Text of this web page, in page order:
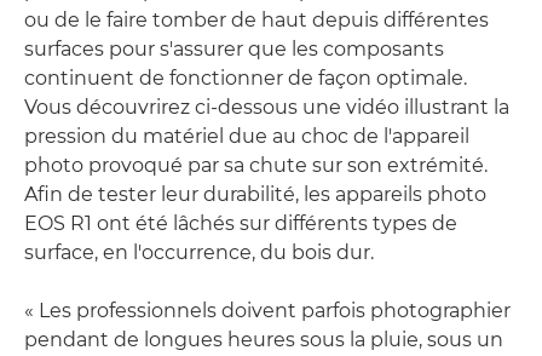
ou de le faire tomber de haut depuis différentes
surfaces pour s'assurer que les composants
continuent de fonctionner de façon optimale.
Vous découvrirez ci-dessous une vidéo illustrant la
pression du matériel due au choc de l'appareil
photo provoqué par sa chute sur son extrémité.
Afin de tester leur durabilité, les appareils photo
EOS R1 ont été lâchés sur différents types de
surface, en l'occurrence, du bois dur.
« Les professionnels doivent parfois photographier
pendant de longues heures sous la pluie, sous un